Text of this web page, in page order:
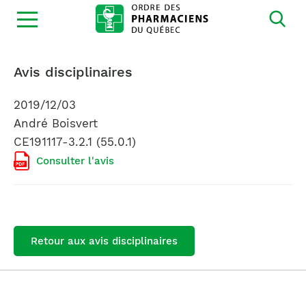
Ouvrir
la
Avis disciplinaires
2019/12/03
André Boisvert
CE191117-3.2.1 (55.0.1)
Consulter l'avis
Retour aux avis disciplinaires